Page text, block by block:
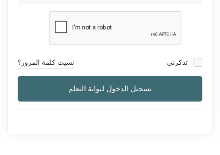
تذكرني نسيت كلمة المرور؟
تسجيل الدخول لبوابة التعلم